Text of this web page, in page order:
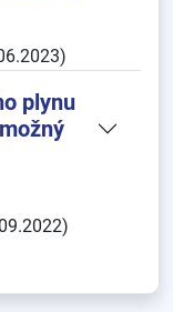
plynu